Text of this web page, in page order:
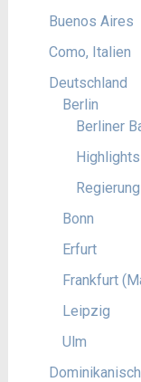
Buenos Aires
Como, Italien
Deutschland
Berlin
Berliner
Bonn
Erfurt
Frankfurt
Leipzig
Ulm